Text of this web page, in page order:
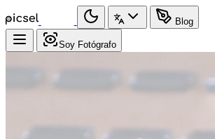
Blog
Soy Fotógrafo